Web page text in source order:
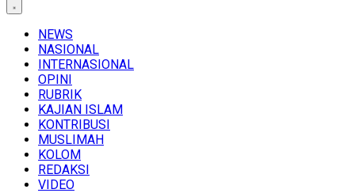
NEWS
NASIONAL
INTERNASIONAL
OPINI
RUBRIK
KAJIAN ISLAM
KONTRIBUSI
MUSLIMAH
KOLOM
REDAKSI
VIDEO